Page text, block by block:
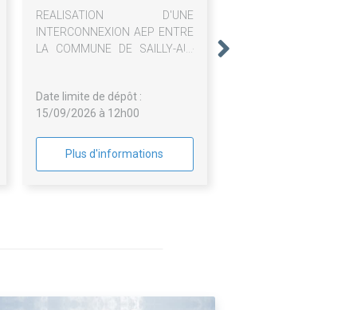
REALISATION D'UNE
INTERCONNEXION AEP ENTRE
LA COMMUNE DE SAILLY-AU-
Date limite de dépôt :
15/09/2026 à 12h00
Plus d'informations